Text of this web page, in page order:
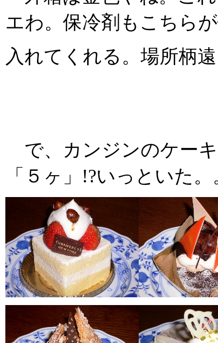
エわ。保冷剤もこちら
入れてくれる。場所柄
で、カンジンのケー
「５ヶ」!?いっといた